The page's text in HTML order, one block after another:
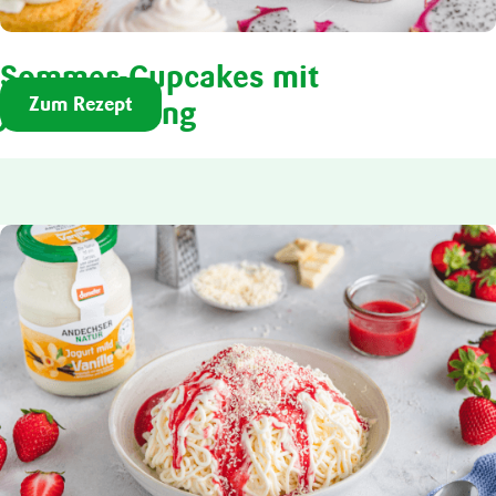
Sommer-Cupcakes mit
Jogurtfrosting
Zum Rezept